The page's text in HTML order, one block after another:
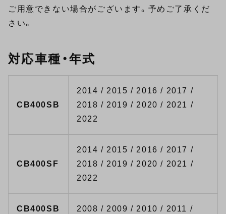
ご用意できない場合がございます。予めご了承くだ
さい。
対応車種・年式
CB400SB
2014 / 2015 / 2016 / 2017 /
2018 / 2019 / 2020 / 2021 /
2022
CB400SF
2014 / 2015 / 2016 / 2017 /
2018 / 2019 / 2020 / 2021 /
2022
CB400SB
2008 / 2009 / 2010 / 2011 /